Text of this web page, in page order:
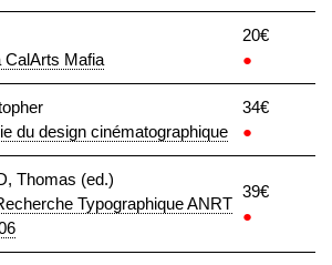
CalArts Mafia
20€
●
du design cinématographique
34€
●
Thomas (ed.)
Typographique ANRT
39€
●